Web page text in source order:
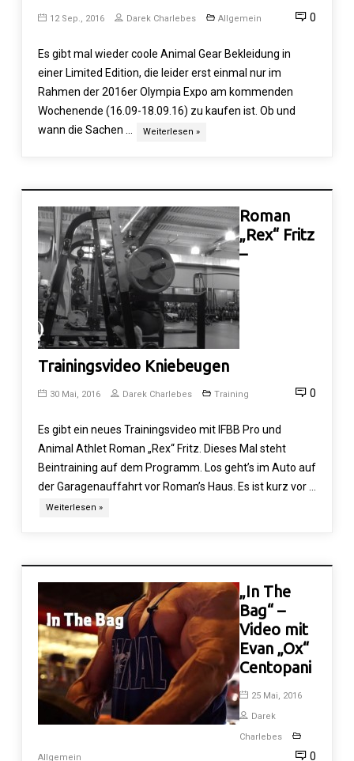
12 Sep., 2016 Darek Charlebes Allgemein 0
Es gibt mal wieder coole Animal Gear Bekleidung in
einer Limited Edition, die leider erst einmal nur im
Rahmen der 2016er Olympia Expo am kommenden
Wochenende (16.09-18.09.16) zu kaufen ist. Ob und
wann die Sachen …
Weiterlesen »
Roman
„Rex“ Fritz
–
Trainingsvideo Kniebeugen
30 Mai, 2016 Darek Charlebes Training 0
Es gibt ein neues Trainingsvideo mit IFBB Pro und
Animal Athlet Roman „Rex“ Fritz. Dieses Mal steht
Beintraining auf dem Programm. Los geht’s im Auto auf
der Garagenauffahrt vor Roman’s Haus. Es ist kurz vor …
Weiterlesen »
„In The
Bag“ –
Video mit
Evan „Ox“
Centopani
25 Mai, 2016
Darek
Charlebes
Allgemein
0